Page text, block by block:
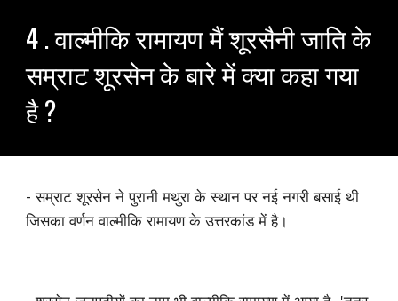
4 . वाल्मीकि रामायण मैं शूरसैनी जाति के
सम्राट शूरसेन के बारे में क्या कहा गया
है ?
- सम्राट शूरसेन ने पुरानी मथुरा के स्थान पर नई नगरी बसाई थी
जिसका वर्णन वाल्मीकि रामायण के उत्तरकांड में है।